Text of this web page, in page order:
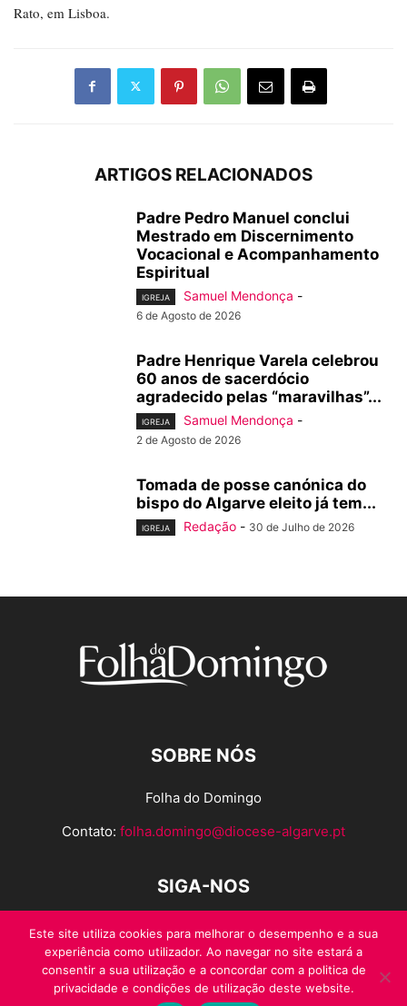
Rato, em Lisboa.
ARTIGOS RELACIONADOS
Padre Pedro Manuel conclui
Mestrado em Discernimento
Vocacional e Acompanhamento
Espiritual
IGREJA Samuel Mendonça -
6 de Agosto de 2026
Padre Henrique Varela celebrou
60 anos de sacerdócio
agradecido pelas “maravilhas”...
IGREJA Samuel Mendonça -
2 de Agosto de 2026
Tomada de posse canónica do
bispo do Algarve eleito já tem...
IGREJA Redação - 30 de Julho de 2026
SOBRE NÓS
Folha do Domingo
Contato: folha.domingo@diocese-algarve.pt
SIGA-NOS
Este site utiliza cookies para melhorar o desempenho e a sua
experiência como utilizador. Ao navegar no site estará a
consentir a sua utilização e a concordar com a politica de
privacidade e condições de utilização deste website.